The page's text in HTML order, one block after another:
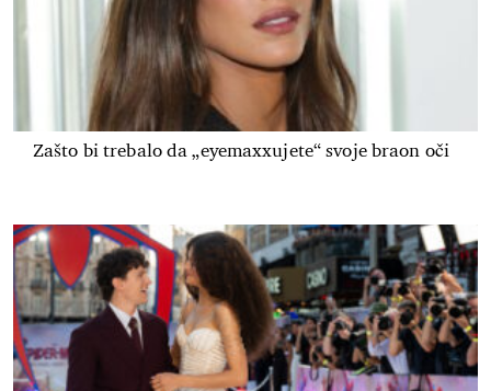
Zašto bi trebalo da „eyemaxxujete“ svoje braon oči